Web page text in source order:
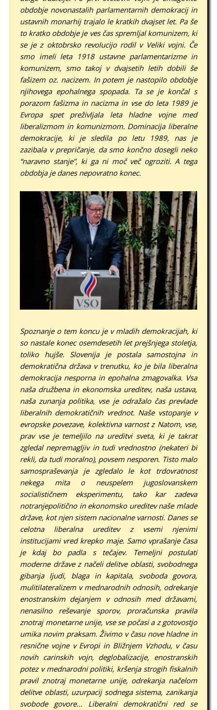
obdobje novonastalih parlamentarnih demokracij in
ustavnih monarhij trajalo le kratkih dvajset let. Pa še
to kratko obdobje je ves čas spremljal komunizem, ki
se je z oktobrsko revolucijo rodil v Veliki vojni. Če
smo imeli leta 1918 ustavne parlamentarizme in
komunizem, smo takoj v dvajsetih letih dobili še
fašizem oz. nacizem. In potem je nastopilo obdobje
njihovega epohalnega spopada. Ta se je končal s
porazom fašizma in nacizma in vse do leta 1989 je
Evropa spet preživljala leta hladne vojne med
liberalizmom in komunizmom. Dominacija liberalne
demokracije, ki je sledila po letu 1989, nas je
zazibala v prepričanje, da smo končno dosegli neko
“naravno stanje”, ki ga ni moč več ogroziti. A tega
obdobja je danes nepovratno konec.
Spoznanje o tem koncu je v mladih demokracijah, ki
so nastale konec osemdesetih let prejšnjega stoletja,
toliko hujše. Slovenija je postala samostojna in
demokratična država v trenutku, ko je bila liberalna
demokracija nesporna in epohalna zmagovalka. Vsa
naša družbena in ekonomska ureditev, naša ustava,
naša zunanja politika, vse je odražalo čas prevlade
liberalnih demokratičnih vrednot. Naše vstopanje v
evropske povezave, kolektivna varnost z Natom, vse,
prav vse je temeljilo na ureditvi sveta, ki je takrat
zgledal nepremagljiv in tudi vrednostno (nekateri bi
rekli, da tudi moralno), povsem nesporen. Tisto malo
samospraševanja je zgledalo le kot trdovratnost
nekega mita o neuspelem jugoslovanskem
socialističnem eksperimentu, tako kar zadeva
notranjepolitično in ekonomsko ureditev naše mlade
države, kot njen sistem nacionalne varnosti. Danes se
celotna liberalna ureditev z vsemi njenimi
institucijami vred krepko maje. Samo vprašanje časa
je kdaj bo padla s tečajev. Temeljni postulati
moderne države z načeli delitve oblasti, svobodnega
gibanja ljudi, blaga in kapitala, svoboda govora,
mulitilateralizem v mednarodnih odnosih, odrekanje
enostranskim dejanjem v odnosih med državami,
nenasilno reševanje sporov, proračunska pravila
znotraj monetarne unije, vse se počasi a z gotovostjo
umika novim praksam. Živimo v času nove hladne in
resnične vojne v Evropi in Bližnjem Vzhodu, v času
novih carinskih vojn, deglobalizacije, enostranskih
potez v mednarodni politiki, kršenja strogih fiskalnih
pravil znotraj monetarne unije, odrekanja načelom
delitve oblasti, uzurpacij sodnega sistema, zanikanja
svobode govore… Liberalni demokratični red se